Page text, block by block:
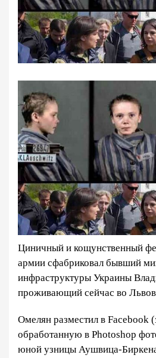
Циничный и кощунственный
армии сфабриковал бывший
инфраструктуры Украины
проживающий сейчас во
Омелян разместил в Facebook
обработанную в Photoshop
юной узницы Аушвица-